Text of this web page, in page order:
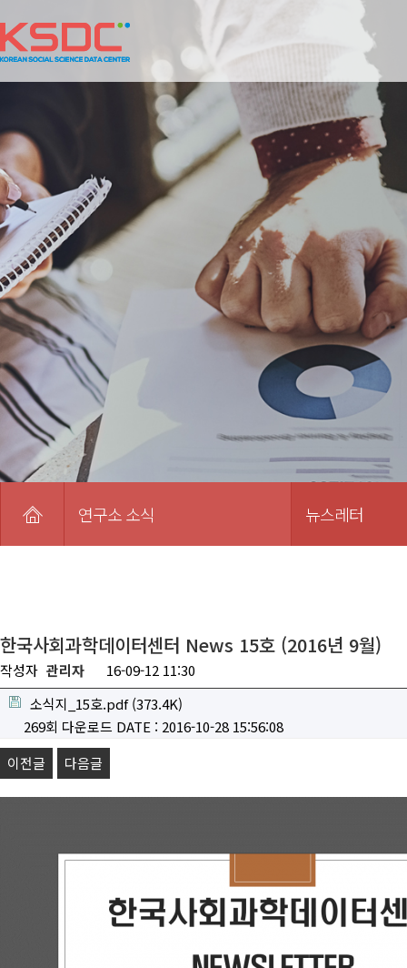
연구소 소식 뉴스레터
한국사회과학데이터센터 News 15호 (2016년 9월)
작성자 관리자
16-09-12 11:30
소식지_15호.pdf(373.4K)
269회 다운로드 DATE : 2016-10-28 15:56:08
이전글
다음글